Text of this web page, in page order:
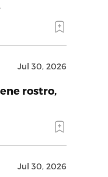
Jul 30, 2026
rostro,
Jul 30, 2026